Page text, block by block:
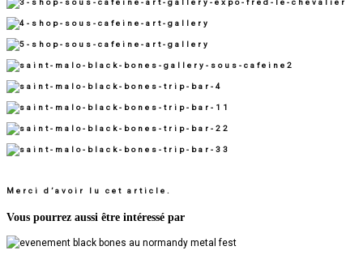
Merci d’avoir lu cet article.
Vous pourrez aussi être intéressé par